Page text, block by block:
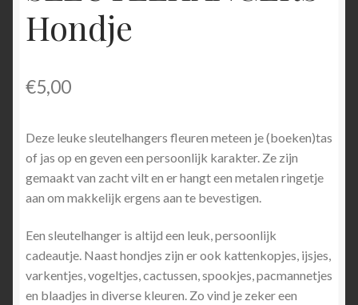
Hondje
€5,00
Deze leuke sleutelhangers fleuren meteen je (boeken)tas
of jas op en geven een persoonlijk karakter. Ze zijn
gemaakt van zacht vilt en er hangt een metalen ringetje
aan om makkelijk ergens aan te bevestigen.
Een sleutelhanger is altijd een leuk, persoonlijk
cadeautje. Naast hondjes zijn er ook kattenkopjes, ijsjes,
varkentjes, vogeltjes, cactussen, spookjes, pacmannetjes
en blaadjes in diverse kleuren. Zo vind je zeker een